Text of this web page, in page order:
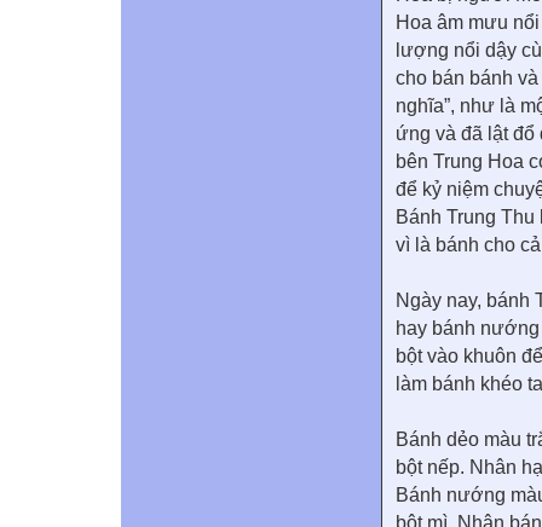
Hoa âm mưu
lượng nổi dậy
cho bán bánh
nghĩa”, như là
ứng và đã lật
bên Trung Hoa
để kỷ niệm
Bánh Trung
vì là bánh cho
Ngày nay, bánh
hay bánh
bột vào khuôn
làm bánh khéo
Bánh dẻo màu
bột nếp. Nhân
Bánh nướng
bột mì. Nhân